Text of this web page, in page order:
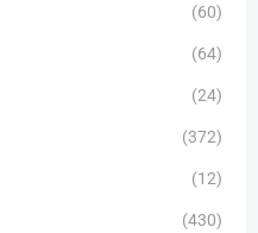
(60)
(64)
(24)
(372)
(12)
(430)